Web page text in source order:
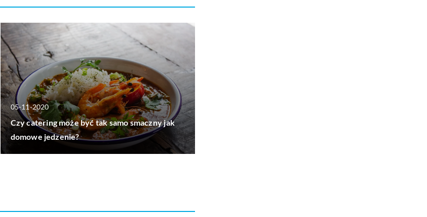
05-11-2020
Czy catering może być tak samo smaczny jak
domowe jedzenie?